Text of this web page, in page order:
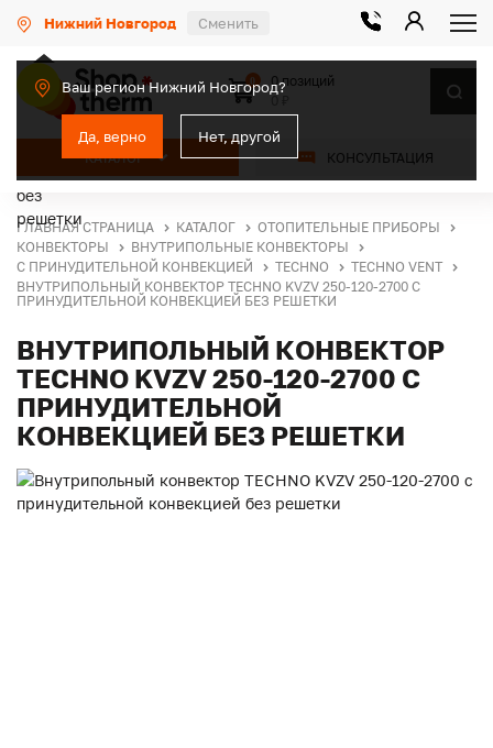
Нижний Новгород Сменить
Ваш регион Нижний Новгород?
Да, верно Нет, другой
КАТАЛОГ КОНСУЛЬТАЦИЯ
0
0 позиций
ГЛАВНАЯ СТРАНИЦА КАТАЛОГ
ОТОПИТЕЛЬНЫЕ ПРИБОРЫ
КОНВЕКТОРЫ
ВНУТРИПОЛЬНЫЕ КОНВЕКТОРЫ
С ПРИНУДИТЕЛЬНОЙ КОНВЕКЦИЕЙ
TECHNO
TECHNO VENT
ВНУТРИПОЛЬНЫЙ КОНВЕКТОР TECHNO KVZV 250-120-2700 С
ПРИНУДИТЕЛЬНОЙ КОНВЕКЦИЕЙ БЕЗ РЕШЕТКИ
ВНУТРИПОЛЬНЫЙ КОНВЕКТОР
TECHNO KVZV 250-120-2700 С
ПРИНУДИТЕЛЬНОЙ
КОНВЕКЦИЕЙ БЕЗ РЕШЕТКИ